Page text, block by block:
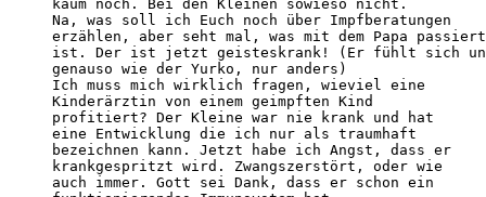
kaum noch. Bei den Kleinen sowieso nicht.
Na, was soll ich Euch noch über Impfberatungen
erzählen, aber seht mal, was mit dem Papa passiert
ist. Der ist jetzt geisteskrank! (Er fühlt sich
genauso wie der Yurko, nur anders)
Ich muss mich wirklich fragen, wieviel eine
Kinderärztin von einem geimpften Kind
profitiert? Der Kleine war nie krank und hat
eine Entwicklung die ich nur als traumhaft
bezeichnen kann. Jetzt habe ich Angst, dass er
krankgespritzt wird. Zwangszerstört, oder wie
auch immer. Gott sei Dank, dass er schon ein